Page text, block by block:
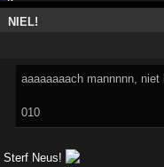
NIEL!
aaaaaaaach mannnnn, niet
010
Sterf Neus!